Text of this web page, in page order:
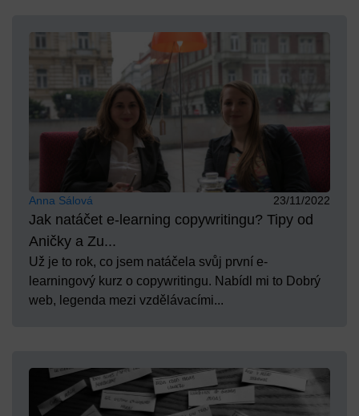
Anna Sálová 23/11/2022
Jak natáčet e-learning copywritingu? Tipy od
Aničky a Zu...
Už je to rok, co jsem natáčela svůj první e-
learningový kurz o copywritingu. Nabídl mi to Dobrý
web, legenda mezi vzdělávacími...